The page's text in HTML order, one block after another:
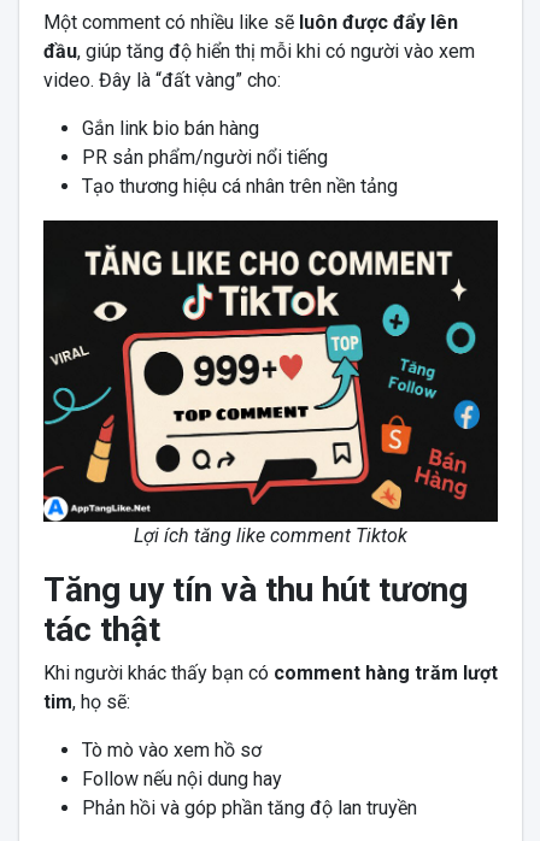
Một comment có nhiều like sẽ luôn được đẩy lên
đầu, giúp tăng độ hiển thị mỗi khi có người vào xem
video. Đây là “đất vàng” cho:
Gắn link bio bán hàng
PR sản phẩm/người nổi tiếng
Tạo thương hiệu cá nhân trên nền tảng
Lợi ích tăng like comment Tiktok
Tăng uy tín và thu hút tương
tác thật
Khi người khác thấy bạn có comment hàng trăm lượt
tim, họ sẽ:
Tò mò vào xem hồ sơ
Follow nếu nội dung hay
Phản hồi và góp phần tăng độ lan truyền